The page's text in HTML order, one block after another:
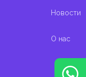
Новости
О нас